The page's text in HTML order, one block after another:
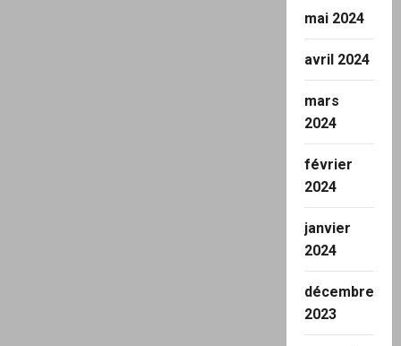
mai 2024
avril 2024
mars
2024
février
2024
janvier
2024
décembre
2023